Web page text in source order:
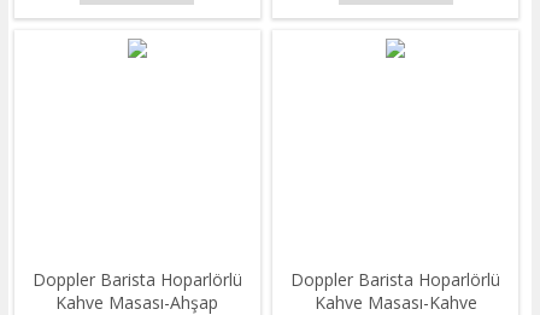
Doppler Barista Hoparlörlü
Kahve Masası-Ahşap
Doppler Barista Hoparlörlü
Kahve Masası-Kahve